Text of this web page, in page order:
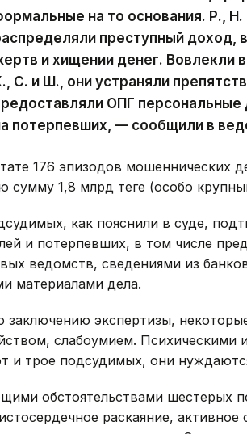
на то основания. Р.,
преступный доход,
и хищении денег. Вовлекли
С. и Ш., они устраняли
ОПГ
потерпевших, — сообщили в
176 эпизодов
сумму 1,8 млрд теңге (особо
как пояснили в суде,
и потерпевших, в том числе
ведомств, сведениями из
материалами дела.
заключению экспертизы,
слабоумием. Психическими
и трое подсудимых, они
обстоятельствами шестерых
раскаяние,